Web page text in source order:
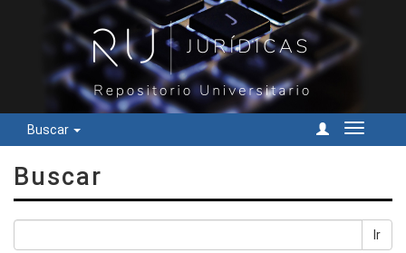
Buscar
Cambiar
Buscar
Ir